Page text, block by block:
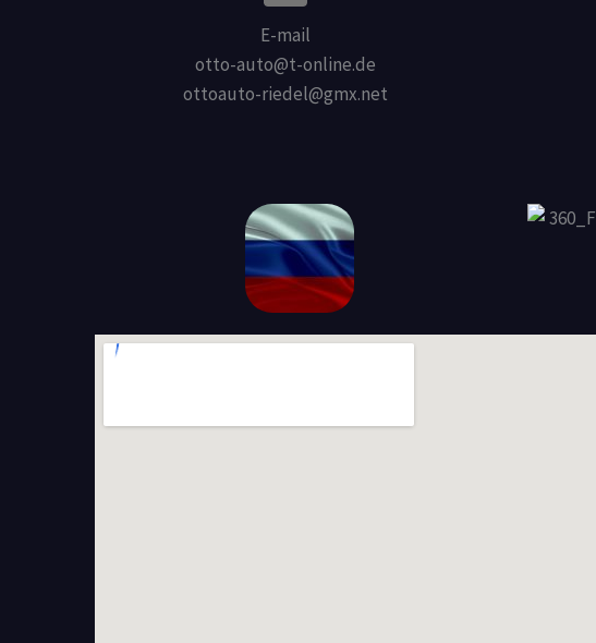
E-mail
otto-auto@t-online.de
ottoauto-riedel@gmx.net